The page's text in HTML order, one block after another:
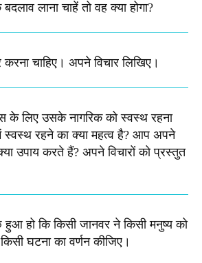
लाना चाहें तो वह क्या होगा?
करना चाहिए। अपने विचार लिखिए।
के लिए उसके नागरिक को स्वस्थ रहना
रहने का क्या महत्व है? आप अपने
उपाय करते हैं? अपने विचारों को प्रस्तुत
हो कि किसी जानवर ने किसी मनुष्य को
घटना का वर्णन कीजिए।